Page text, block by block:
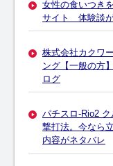
女性の食いつき
サイト 体験談
株式会社カクワ
ング【一般の方
ログ
パチスロ-Rio2
撃打法。今なら
内容がネタバレ